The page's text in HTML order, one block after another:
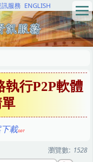
訊服務 ENGLISH
執行P2P軟體
載
瀏覽數: 1528